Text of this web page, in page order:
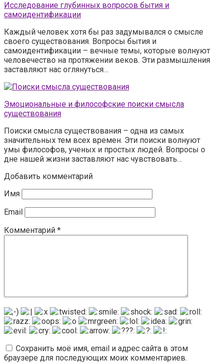
Исследование глубинных вопросов бытия и
самоидентификации
Каждый человек хотя бы раз задумывался о смысле
своего существования. Вопросы бытия и
самоидентификации – вечные темы, которые волнуют
человечество на протяжении веков. Эти размышления
заставляют нас оглянуться…
Эмоциональные и философские поиски смысла
существования
Поиски смысла существования – одна из самых
значительных тем всех времен. Эти поиски волнуют
умы философов, ученых и простых людей. Вопросы о
дне нашей жизни заставляют нас чувствовать…
Добавить комментарий
Имя
Email
Комментарий *
Сохранить моё имя, email и адрес сайта в этом
браузере для последующих моих комментариев.